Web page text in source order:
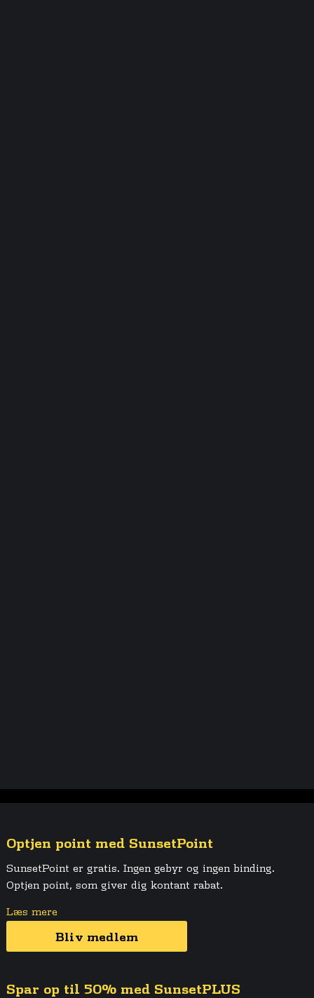
Optjen point med SunsetPoint
SunsetPoint er gratis. Ingen gebyr og ingen binding.
Optjen point, som giver dig kontant rabat.
Læs mere
Bliv medlem
Spar op til 50% med SunsetPLUS